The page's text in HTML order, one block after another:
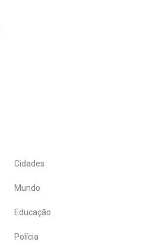
Cidades
Mundo
Educação
Polícia